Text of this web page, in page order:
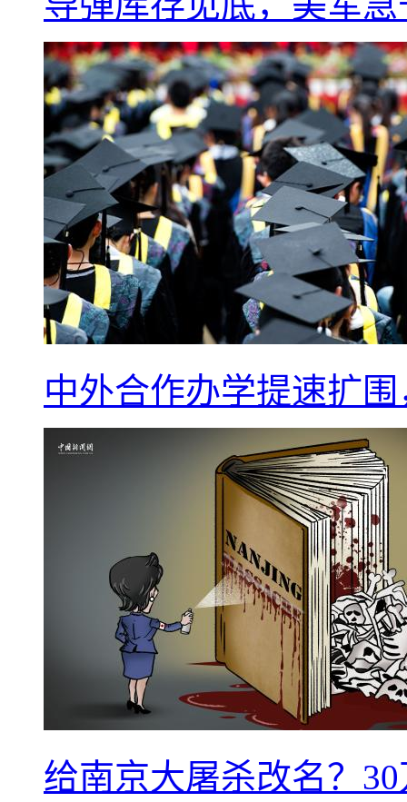
中外合作办学提速扩
给南京大屠杀改名？